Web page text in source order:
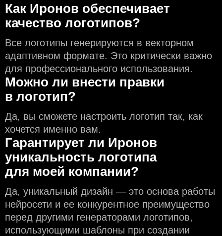
Как Иронов обеспечивает
качество логотипов?
Все логотипы генерируются в векторном
адаптивном формате. Это критически важно
для профессионального использования.
Можно ли внести правки
в логотип?
Да, вы сможете настроить логотип так, как
хочется именно вам.
Гарантирует ли Иронов
уникальность логотипа
для моей компании?
Да, уникальный дизайн — это основа работы
нейросети и еe конкурентное преимущество
перед другими генераторами логотипов,
использующими шаблоны при создании